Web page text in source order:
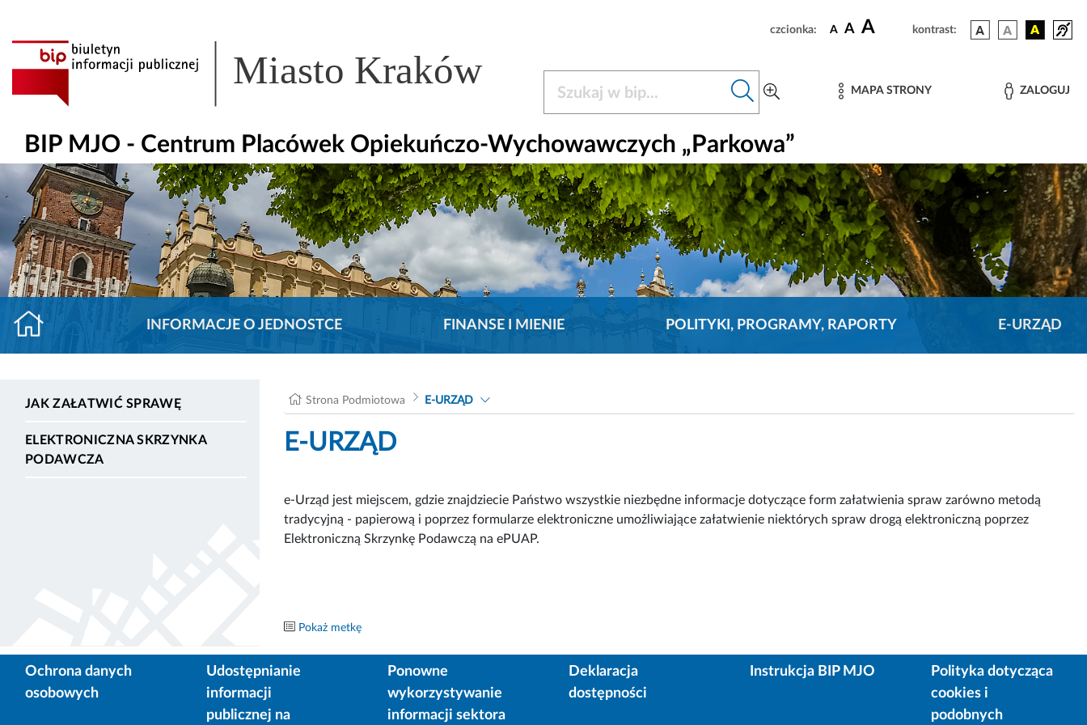
czcionka: A A A kontrast:
Miasto Kraków MAPA STRONY ZALOGUJ
BIP MJO - Centrum Placówek Opiekuńczo-Wychowawczych „Parkowa”
INFORMACJE O JEDNOSTCE FINANSE I MIENIE POLITYKI, PROGRAMY, RAPORTY E-URZĄD
JAK ZAŁATWIĆ SPRAWĘ
ELEKTRONICZNA SKRZYNKA
PODAWCZA
Strona Podmiotowa E-URZĄD
E-URZĄD
e-Urząd jest miejscem, gdzie znajdziecie Państwo wszystkie niezbędne informacje dotyczące form załatwienia spraw zarówno metodą
tradycyjną - papierową i poprzez formularze elektroniczne umożliwiające załatwienie niektórych spraw drogą elektroniczną poprzez
Elektroniczną Skrzynkę Podawczą na ePUAP.
Pokaż metkę
Ochrona danych
osobowych
Udostępnianie
informacji
publicznej na
Ponowne
wykorzystywanie
informacji sektora
Deklaracja
dostępności
Instrukcja BIP MJO
Polityka dotycząca
cookies i
podobnych